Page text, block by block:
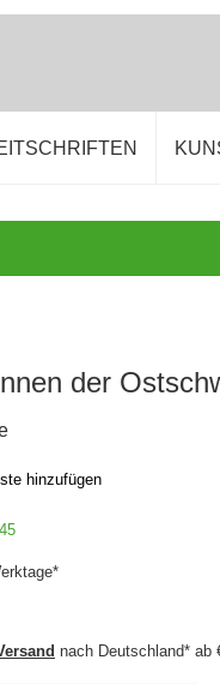
der
hinzufügen
nach Deutschland* ab